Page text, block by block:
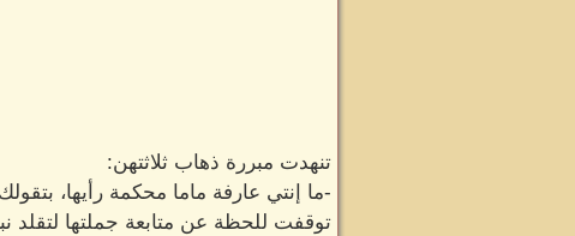
تنهدت مبررة ذهاب ثلاثتهن:
-ما إنتي عارفة ماما محكمة رأيها،
توقفت للحظة عن متابعة جملتها لتقلد